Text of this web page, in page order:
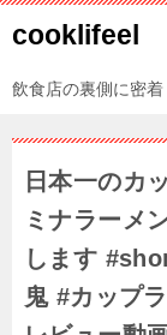
cooklifeel
飲食店の裏側に密着
日本一のカ
ミナラーメ
します
鬼 #カップ